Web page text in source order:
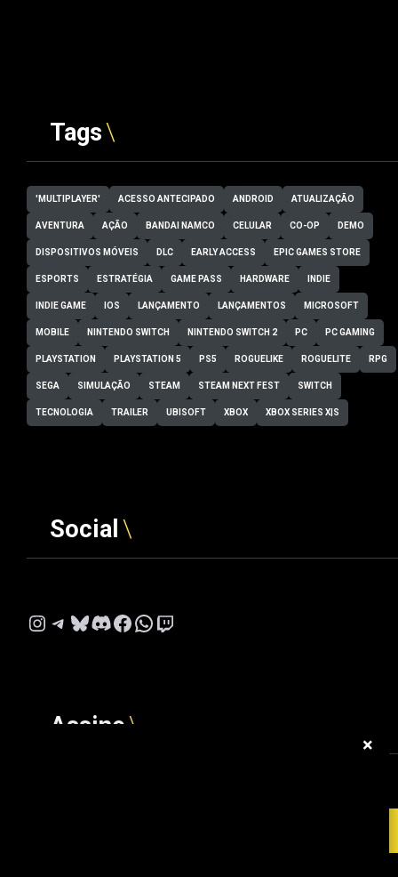
Tags
'MULTIPLAYER' ACESSO ANTECIPADO ANDROID ATUALIZAÇÃO
AVENTURA AÇÃO BANDAI NAMCO CELULAR CO-OP DEMO
DISPOSITIVOS MÓVEIS DLC EARLY ACCESS EPIC GAMES STORE
ESPORTS ESTRATÉGIA GAME PASS HARDWARE INDIE
INDIE GAME IOS LANÇAMENTO LANÇAMENTOS MICROSOFT
MOBILE NINTENDO SWITCH NINTENDO SWITCH 2 PC PC GAMING
PLAYSTATION PLAYSTATION 5 PS5 ROGUELIKE ROGUELITE RPG
SEGA SIMULAÇÃO STEAM STEAM NEXT FEST SWITCH
TECNOLOGIA TRAILER UBISOFT XBOX XBOX SERIES X|S
Social
Instagram
Telegram
Bluesky
Discord
Facebook
WhatsApp
Twitch
Assine
×